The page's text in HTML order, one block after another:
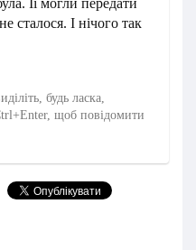
Її могли передати
сталося. І нічого так
будь ласка,
щоб повідомити